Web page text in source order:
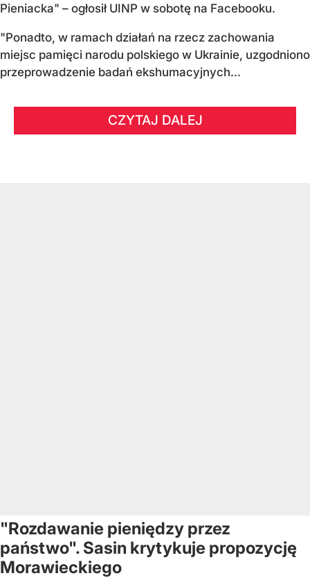
Pieniacka" – ogłosił UINP w sobotę na Facebooku.
"Ponadto, w ramach działań na rzecz zachowania
miejsc pamięci narodu polskiego w Ukrainie, uzgodniono
przeprowadzenie badań ekshumacyjnych...
CZYTAJ DALEJ
"Rozdawanie pieniędzy przez
państwo". Sasin krytykuje propozycję
Morawieckiego